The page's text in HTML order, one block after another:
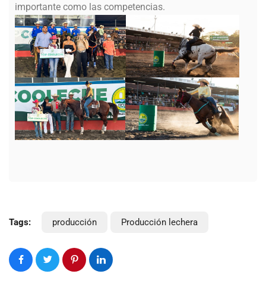
importante como las competencias.
Tags: producción Producción lechera